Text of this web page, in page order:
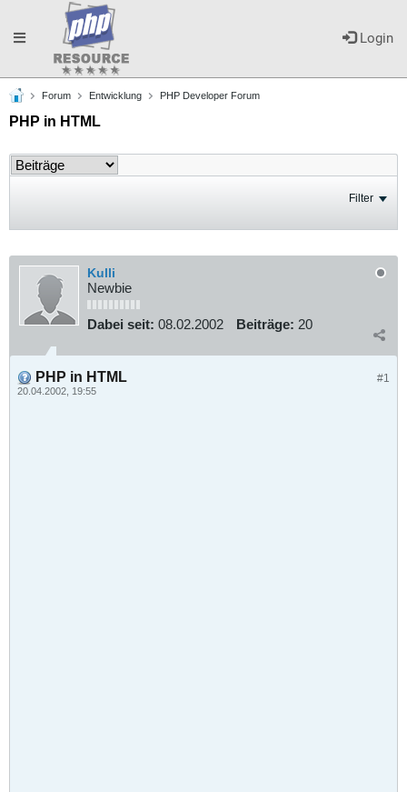
Login
Toggle
navigation
Forum Entwicklung PHP Developer Forum
PHP in HTML
Filter
Kulli
Newbie
Dabei seit: 08.02.2002 Beiträge: 20
#1
PHP in HTML
20.04.2002, 19:55